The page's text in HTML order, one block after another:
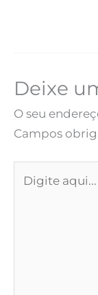
Deixe
O seu
Campos
aqui...